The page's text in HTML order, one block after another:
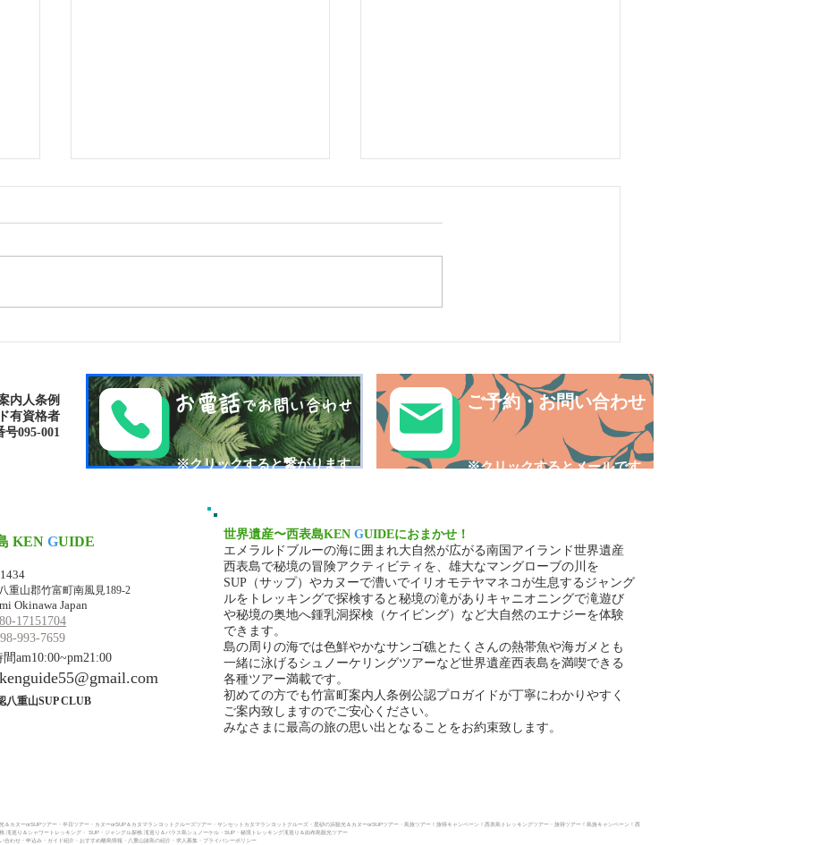
パナリ島シュノーケリング
内人条例
有資格者
095-001​​
お電話でお問い合わせ
​※クリックすると繋がります
ご予約・お問い合わせ
​※クリックするとメールです
KEN GUIDE
重山郡竹富町南風見189-2
Okinawa Japan
17151704
993-7659
am10:00~pm21:00
kenguide55@gmail.com
八重山SUP CLUB
世界遺産〜西表島KEN GUIDEにおまかせ！
エメラルドブルーの海に囲まれ大自然が広がる南国アイランド世界遺産
西表島で秘境の冒険アクティビティを、雄大なマングローブの川を
SUP（サップ）やカヌーで漕いでイリオモテヤマネコが生息するジャング
ルをトレッキングで探検すると秘境の滝がありキャニオニングで滝遊び
や秘境の奥地へ鍾乳洞探検（ケイビング）など大自然のエナジーを体験
できます。
島の周りの海では色鮮やかなサンゴ礁とたくさんの熱帯魚や海ガメとも
一緒に泳げるシュノーケリングツアーなど世界遺産西表島を満喫できる
各種ツアー満載です。
初めての方でも竹富町案内人条例公認プロガイドが丁寧にわかりやすく
ご案内致しますのでご安心ください。
みなさまに最高の旅の思い出となることをお約束致します。
＆カヌーorSUPツアー ・ 半日ツアー ・ カヌーorSUP＆カタマランヨットクルーズツアー・ サンセットカタマランヨットクルーズ・ 星砂の浜観光＆カヌーorSUPツアー・ 島旅ツアー！旅得キャンペーン！西表島トレッキングツアー・ 旅得ツアー！島旅キャンペーン！西
.滝巡り＆シャワートレッキング ・ SUP・ジャングル探検.滝巡り＆バラス島シュノーケル・ SUP・秘境トレッキング滝巡り＆由布島観光ツアー
い合わせ・申込み​ ・ガイド紹介 ・おすすめ離島情報 ・八重山諸島の紹介 ・求人募集 ・プライバシーポリシー